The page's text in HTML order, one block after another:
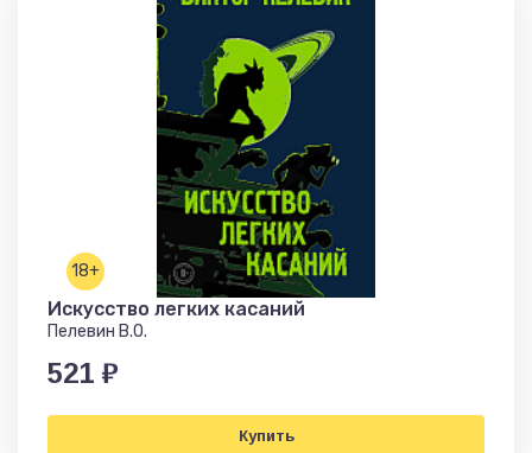
18+
Искусство легких касаний
Пелевин В.О.
521 ₽
Купить